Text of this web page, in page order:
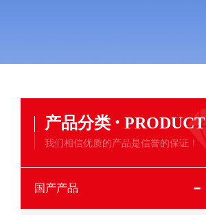
产品分类 · PRODUCT
我们相信优质的产品是信誉的保证！
国产产品